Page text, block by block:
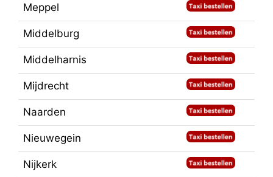
Meppel
Middelburg
Middelharnis
Mijdrecht
Naarden
Nieuwegein
Nijkerk